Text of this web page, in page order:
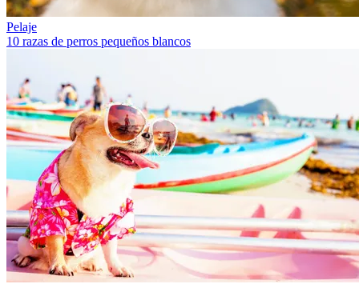
Pelaje
10 razas de perros pequeños blancos